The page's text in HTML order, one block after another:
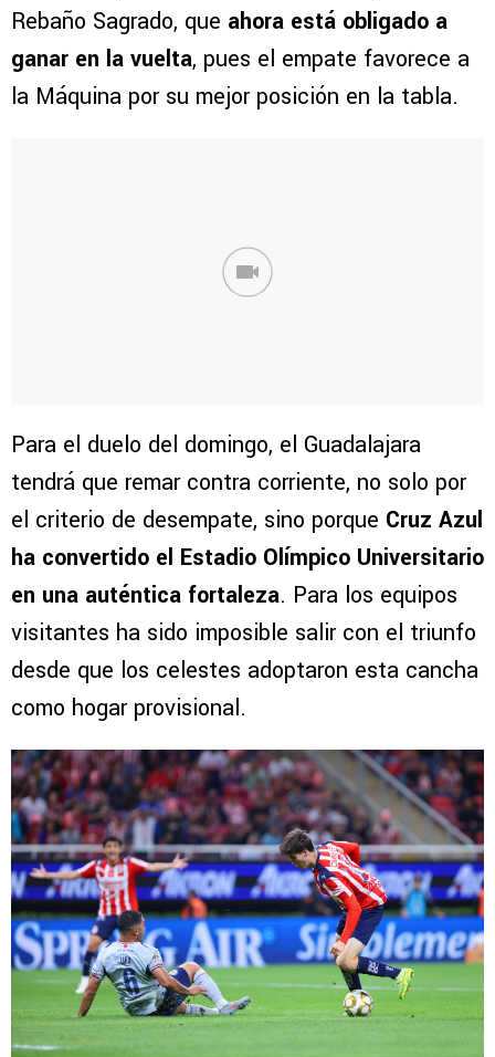
Rebaño Sagrado, que ahora está obligado a
ganar en la vuelta, pues el empate favorece a
la Máquina por su mejor posición en la tabla.
Para el duelo del domingo, el Guadalajara
tendrá que remar contra corriente, no solo por
el criterio de desempate, sino porque Cruz Azul
ha convertido el Estadio Olímpico Universitario
en una auténtica fortaleza. Para los equipos
visitantes ha sido imposible salir con el triunfo
desde que los celestes adoptaron esta cancha
como hogar provisional.